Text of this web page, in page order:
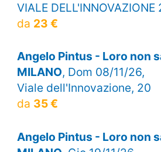
VIALE DELL'INNOVAZIONE
da 23 €
Angelo Pintus - Loro non
MILANO, Dom 08/11/26,
Viale dell'Innovazione, 20
da 35 €
Angelo Pintus - Loro non